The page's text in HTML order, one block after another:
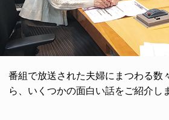
番組で放送された夫婦にまつわる数
ら、いくつかの面白い話をご紹介し